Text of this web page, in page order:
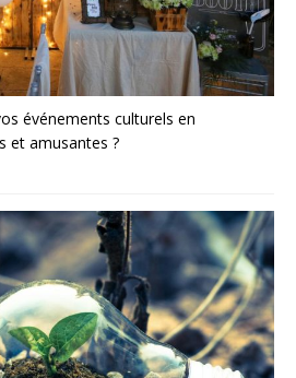
événements culturels en
et amusantes ?